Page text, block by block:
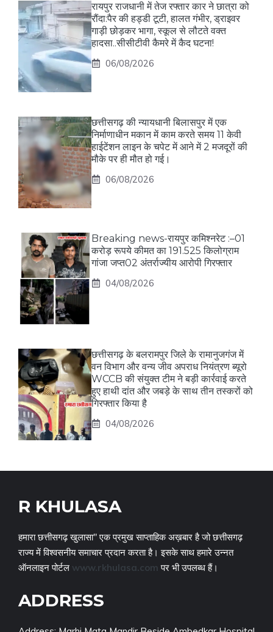
रायपुर राजधानी में तेज रफ्तार कार ने छात्रा को
रौंदा:पैर की हड्डी टूटी, हालत गंभीर, ड्राइवर
गाड़ी छोड़कर भागा, स्कूल से लौटते वक्त
हादसा..सीसीटीवी कैमरे में कैद घटना!
06/08/2026
छत्तीसगढ़ की न्यायधानी बिलासपुर में एक
निर्माणाधीन मकान में काम करते समय 11 केवी
हाईटेंशन लाइन के चपेट में आने में 2 मजदूरों की
मौके पर ही मौत हो गई।
06/08/2026
Breaking news-रायपुर कमिश्नरेट :–01
करोड़ रूपये कीमत का 191.525 किलोग्राम
गांजा जप्त02 अंतर्राज्यीय आरोपी गिरफ्तार
04/08/2026
छत्तीसगढ़ के बलरामपुर जिले के रामानुजगंज में
वन विभाग और वन्य जीव अपराध नियंत्रण ब्यूरो
WCCB की संयुक्त टीम ने बड़ी कार्रवाई करते
हुए हाथी दांत और जबड़े के साथ तीन तस्करों को
गिरफ्तार किया है
04/08/2026
R KHULASA
हमारा छत्तीसगढ़ खुलासा" एक प्रमुख साप्ताहिक अख़बार है जो छत्तीसगढ़
राज्य में विश्वसनीय समाचार प्रदान करता है। इसके साथ हमारे उन्नत
ऑनलाइन पोर्टल www.rkhulasa.com पर भी उपलब्ध हैं।
ADDRESS